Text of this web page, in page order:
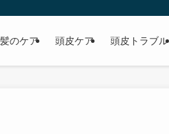
髪のケア 頭皮ケア 頭皮トラブル